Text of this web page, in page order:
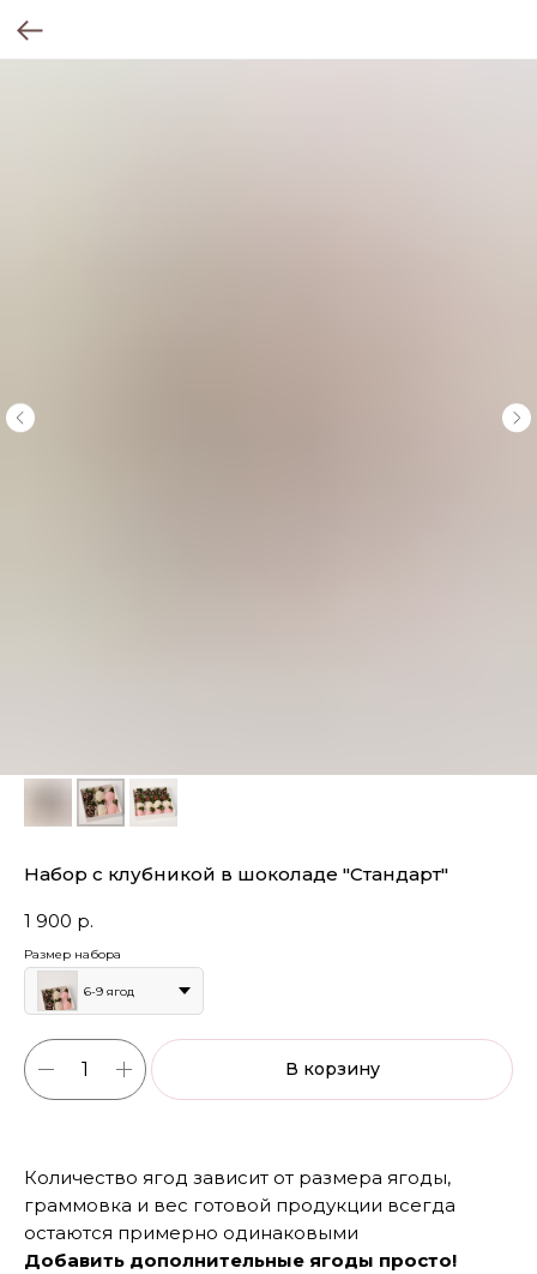
Набор с клубникой в шоколаде "Стандарт"
1 900 р.
Размер набора
6-9 ягод
В корзину
Количество ягод зависит от размера ягоды,
граммовка и вес готовой продукции всегда
остаются примерно одинаковыми
Добавить дополнительные ягоды просто!